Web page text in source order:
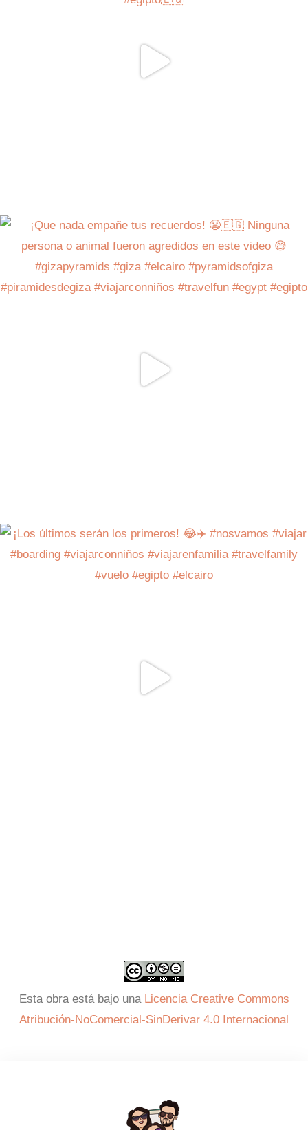
Esta obra está bajo una Licencia Creative Commons
Atribución-NoComercial-SinDerivar 4.0 Internacional